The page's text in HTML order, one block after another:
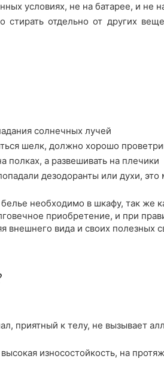
условиях, не на батарее, и не
стирать отдельно от других
солнечных лучей
шелк, должно хорошо
полках, а развешивать на плечики
дезодоранты или духи,
необходимо в шкафу, так же
приобретение, и при
внешнего вида и своих полезных
приятный к телу, не вызывает
износостойкость, на